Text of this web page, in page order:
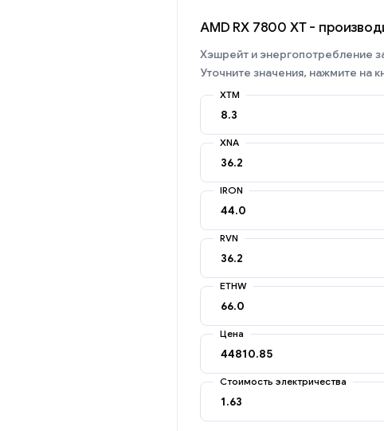
AMD RX 7800 XT -
Хэшрейт и энергопотребление
Уточните значения, нажмите на
XTM
XNA
IRON
RVN
ETHW
Цена
Стоимость электричества